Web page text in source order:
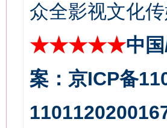
众全影视文化
★★★★★中
案：京ICP备